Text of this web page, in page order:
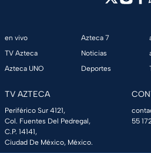
en vivo
TV Azteca
Azteca UNO
Azteca 7
Noticias
Deportes
TV AZTECA
Periférico Sur 4121,
Col. Fuentes Del Pedregal,
C.P. 14141,
Ciudad De México, México.
55